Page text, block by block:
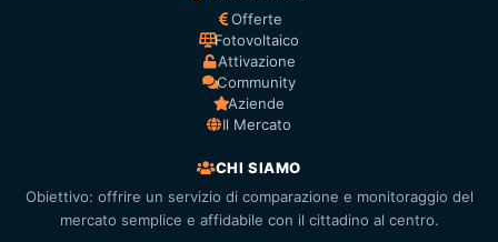
Offerte
Fotovoltaico
Attivazione
Community
Aziende
Il Mercato
CHI SIAMO
Obiettivo: offrire un servizio di comparazione e monitoraggio del
mercato semplice e affidabile con il cittadino al centro.